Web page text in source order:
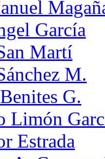
García
Martí
M.
G.
Limón
Estrada